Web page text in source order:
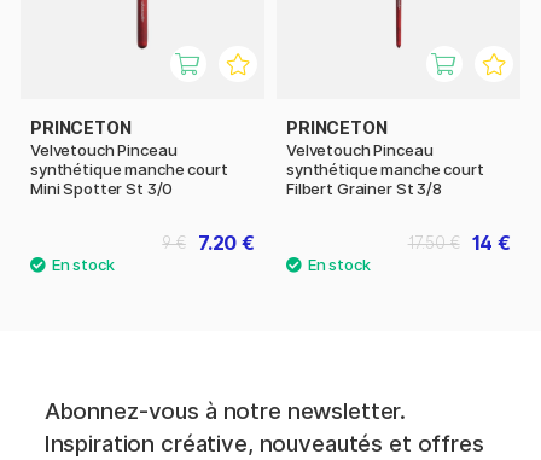
PRINCETON
Velvetouch Pinceau
synthétique manche court
Mini Spotter St 3/0
7.20 €
9 €
PRINCETON
Velvetouch Pinceau
synthétique manche court
Filbert Grainer St 3/8
14 €
17.50 €
Abonnez-vous à notre newsletter.
Inspiration créative, nouveautés et offres